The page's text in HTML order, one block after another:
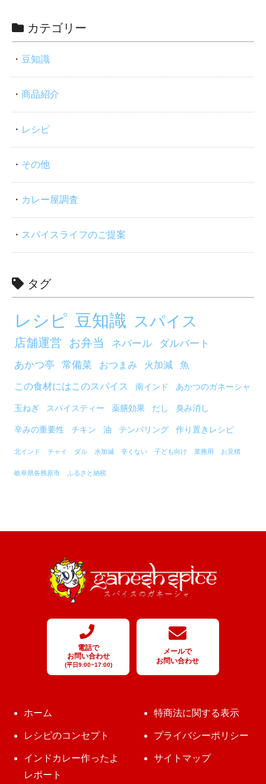
カテゴリー
豆知識
商品紹介
レシピ
その他
カレー屋調査
スパイスライフのご提案
タグ
レシピ 豆知識 スパイス
店舗運営 お弁当 ネパール
ダルバート
あかつ亭
常備菜 おつまみ 火加減 魚
この食材にはこのスパイス 南インド あかつのガネーシャ
玉ねぎ スパイスティー 薬膳効果 だし 臭み消し
辛みの重要性 チキン 油 テンパリング 作り置きレシピ
北インド チャイ ダル 水加減 辛くない 子ども向け 業務用 お見積
岐阜県各務原市 ふるさと納税
電話で
お問い合わせ
(平日9:00~17:00)
メールで
お問い合わせ
ホーム
レシピのコンセプト
インドカレー作ったよ
レポート
特商法に関する表示
プライバシーポリシー
サイトマップ